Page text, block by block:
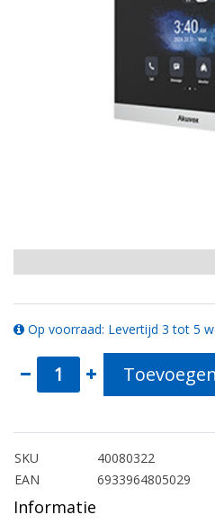
Op voorraad: Levertijd 3 tot 5
SKU
40080322
EAN
6933964805029
Informatie